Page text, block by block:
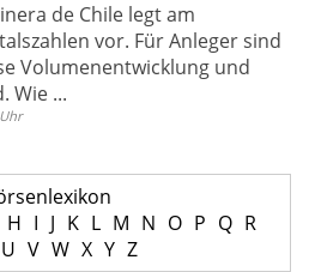
de Chile legt am
vor. Für Anleger sind
Volumenentwicklung und
Wie ...
H I J K L M N O P Q R
U V W X Y Z